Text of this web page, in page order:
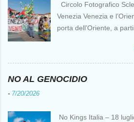
Circolo Fotografico
Venezia Venezia e
porta dell’Oriente, a
di cantierizzazione
per tutti i crociati diretti
le crociate fornirono ai
NO AL GENOCIDIO
- 7/20/2026
No Kings Italia – 18